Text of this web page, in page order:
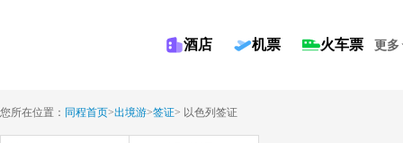
酒店 机票 火车票 更多
您所在位置： 同程首页>出境游>签证> 以色列签证